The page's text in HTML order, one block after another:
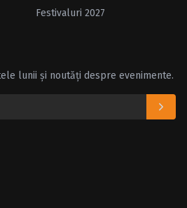
Festivaluri 2027
lunii și noutăți despre evenimente.